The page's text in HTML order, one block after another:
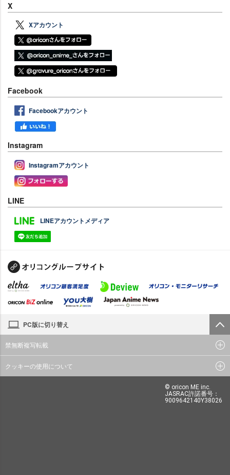
X
Xアカウント
Facebook
Facebookアカウント
Instagram
Instagramアカウント
LINE
LINEアカウントメディア
PC版に切り替え
禁無断複写転載
クッキーの使用について
© oricon ME inc.
JASRAC許諾番号：
9009642140Y38026